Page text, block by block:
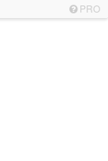
PRO